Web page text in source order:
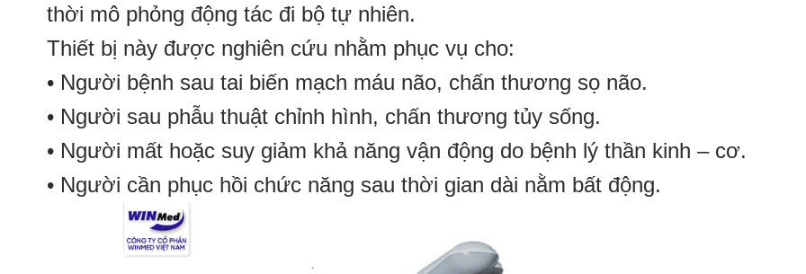
thời mô phỏng động tác đi bộ tự nhiên.
Thiết bị này được nghiên cứu nhằm phục vụ cho:
• Người bệnh sau tai biến mạch máu não, chấn thương sọ não.
• Người sau phẫu thuật chỉnh hình, chấn thương tủy sống.
• Người mất hoặc suy giảm khả năng vận động do bệnh lý thần kinh – cơ.
• Người cần phục hồi chức năng sau thời gian dài nằm bất động.